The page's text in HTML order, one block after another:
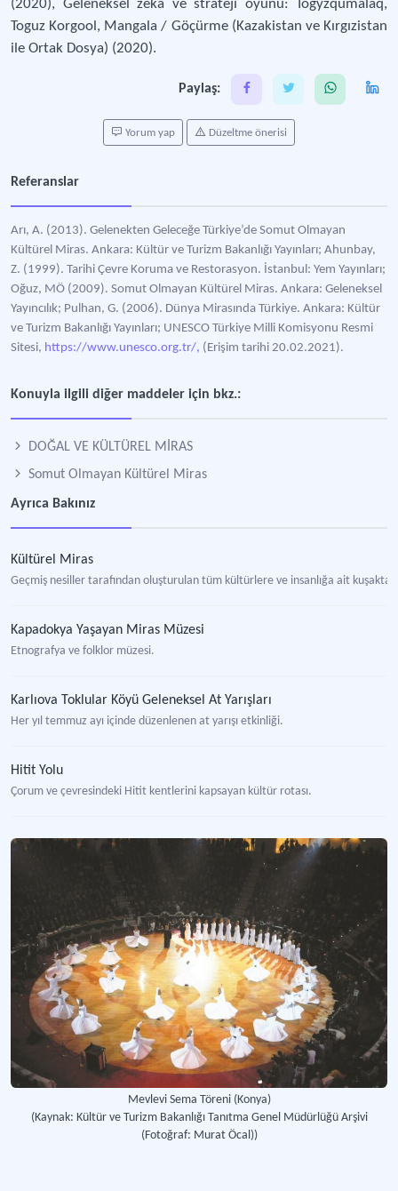
(2020), Geleneksel zekâ ve strateji oyunu: Togyzqumalaq,
Toguz Korgool, Mangala / Göçürme (Kazakistan ve Kırgızistan
ile Ortak Dosya) (2020).
Paylaş:
Yorum yap Düzeltme önerisi
Referanslar
Arı, A. (2013). Gelenekten Geleceğe Türkiye’de Somut Olmayan
Kültürel Miras. Ankara: Kültür ve Turizm Bakanlığı Yayınları; Ahunbay,
Z. (1999). Tarihi Çevre Koruma ve Restorasyon. İstanbul: Yem Yayınları;
Oğuz, MÖ (2009). Somut Olmayan Kültürel Miras. Ankara: Geleneksel
Yayıncılık; Pulhan, G. (2006). Dünya Mirasında Türkiye. Ankara: Kültür
ve Turizm Bakanlığı Yayınları; UNESCO Türkiye Milli Komisyonu Resmi
Sitesi, https://www.unesco.org.tr/, (Erişim tarihi 20.02.2021).
Konuyla ilgili diğer maddeler için bkz.:
DOĞAL VE KÜLTÜREL MİRAS
Somut Olmayan Kültürel Miras
Ayrıca Bakınız
Kültürel Miras
Geçmiş nesiller tarafından oluşturulan tüm kültürlere ve insanlığa ait
Kapadokya Yaşayan Miras Müzesi
Etnografya ve folklor müzesi.
Karlıova Toklular Köyü Geleneksel At Yarışları
Her yıl temmuz ayı içinde düzenlenen at yarışı etkinliği.
Hitit Yolu
Çorum ve çevresindeki Hitit kentlerini kapsayan kültür rotası.
Helva Sohbetleri
Konaklarda kent halkının kış aylarında müzik, oyunlar eşliğinde yaptıkları
Hıdırellez ve Kakava Festivali
Baharın gelişini kutlamak amacıyla gerçekleştirilen ritüel.
Keşan Bocuk Gecesi
Somut olmayan kültür mirası kapsamındaki etkinlik.
Kırkpınar Yağlı Güreşleri Festivali
Dünyanın en eski geleneksel spor faaliyetlerinden biri.
İdrisyayla Macın Kaynatma Şenliği
İdrisyayla Köyü’nde’ yetişen pancar bitkisinin kaynatılarak macın/pekmez
Mevlevi Sema Töreni (Konya)
(Kaynak: Kültür ve Turizm Bakanlığı Tanıtma Genel Müdürlüğü Arşivi
(Fotoğraf: Murat Öcal))